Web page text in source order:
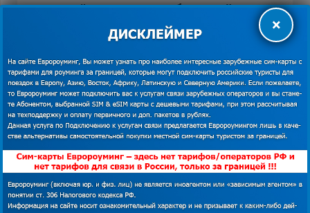
важный вопрос –мобильный
и связь за границей. Мы
самый дешевый роуминг
в Италии.
Оператор Three предлагает подключить пакет
– 12 ГБ Интернета за 48 евро.
GlobalSim предлагает подключить пакет 1 ГБ
за 19 долларов в месяц. Тарификация при
звонках на российские номера тоже
поминутная – от 5 до 29 центов (в
зависимости от того, на какой телефон –
×